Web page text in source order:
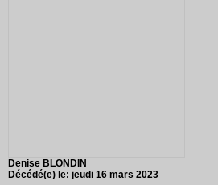
Denise BLONDIN
Décédé(e) le: jeudi 16 mars 2023